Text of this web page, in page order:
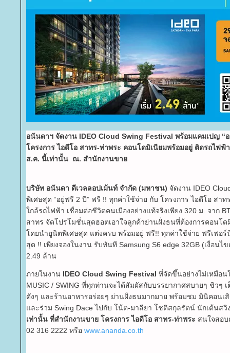
อนันดาฯ จัดงาน IDEO Cloud Swing Festival พร้อมแคมเปญ
ครงการ ไอดีโอ สาทร-ท่าพระ คอนโดมิเนียมพร้อมอยู่ ติดรถไฟฟ้
ส.ค. นี้เท่านั้น ณ. สำนักงานขา
บริษัท อนันดา ดีเวลลอปเม้นท์ จำกัด (มหาชน) จัดงาน IDEO
พิเศษสุด “อยู่ฟรี 2 ปี” ฟรี !! ทุกค่าใช้จ่าย กับ โครงการ ไอดีโอ สา
กล้รถไฟฟ้า เชื่อมต่อชีวิตคนเมืองอย่างแท้จริงเพียง 320 ม. จาก
สาทร จัดโปรโมชั่นสุดฮอตเอาใจลูกค้าย่านฝั่งธนที่ต้องการคอนโ
ดยนำยูนิตพิเศษสุด แต่งครบ พร้อมอยู่ ฟรี!! ทุกค่าใช้จ่าย ฟรีเฟอร์
สุด !! เพียงจองในงาน รับทันที Samsung S6 edge 32GB (เงื่อนไ
2.49 ล้าน
ภายในงาน IDEO Cloud Swing Festival ที่จัดขึ้นอย่างไม่เหมือน
MUSIC / SWING ที่ทุกท่านจะได้สัมผัสกับบรรยากาศสบายๆ ชิวๆ
ดังๆ และร้านอาหารอร่อยๆ ย่านฝั่งธนมากมาย พร้อมชม มินิคอนเ
ละร่วม Swing Dace ไปกับ โน้ต-มาลียา โชติสกุลรัตน์ นักเต้นส
เท่านั้น ที่สำนักงานขาย โครงการ ไอดีโอ สาทร-ท่าพระ สนใจสอบ
02 316 2222 หรือ www.ananda.co.th